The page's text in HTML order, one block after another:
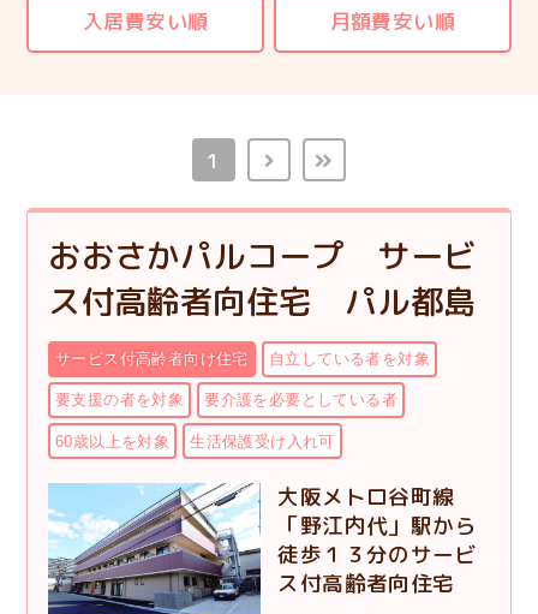
入居費安い順 月額費安い順
1
おおさかパルコープ サービ
ス付高齢者向住宅 パル都島
サービス付高齢者向け住宅 自立している者を対象
要支援の者を対象 要介護を必要としている者
60歳以上を対象 生活保護受け入れ可
大阪メトロ谷町線
「野江内代」駅から
徒歩１３分のサービ
ス付高齢者向住宅